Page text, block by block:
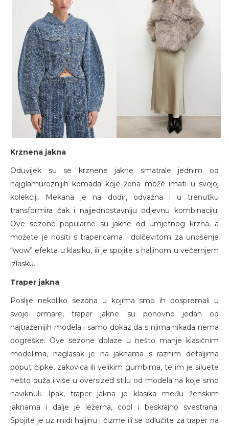
Krznena jakna
Oduvijek su se krznene jakne smatrale jednim od
najglamuroznijih komada koje žena može imati u svojoj
kolekciji. Mekana je na dodir, odvažna i u trenutku
transformira čak i najjednostavniju odjevnu kombinaciju.
Ove sezone popularne su jakne od umjetnog krzna, a
možete je nositi s trapericama i dolčevitom za unošenje
“wow” efekta u klasiku, ili je spojite s haljinom u večernjem
izlasku.
Traper jakna
Poslije nekoliko sezona u kojima smo ih pospremali u
svoje ormare, traper jakne su ponovno jedan od
najtraženijih modela i samo dokaz da s njima nikada nema
pogreške. Ove sezone dolaze u nešto manje klasičnim
modelima, naglasak je na jaknama s raznim detaljima
poput čipke, zakovica ili velikim gumbima, te im je siluete
nešto duža i više u oversized stilu od modela na koje smo
naviknuli. Ipak, traper jakna je klasika među ženskim
jaknama i dalje je ležerna, cool i beskrajno svestrana.
Spojite je uz midi haljinu i čizme ili se odlučite za traper na